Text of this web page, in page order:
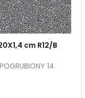
cm R12/B
14